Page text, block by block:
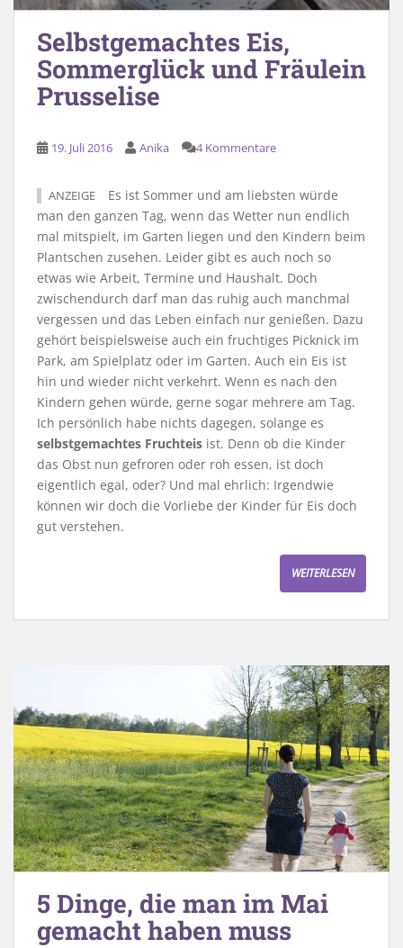
Selbstgemachtes Eis,
Sommerglück und Fräulein
Prusselise
19. Juli 2016 Anika 4 Kommentare
ANZEIGE
Es ist Sommer und am liebsten würde
man den ganzen Tag, wenn das Wetter nun endlich
mal mitspielt, im Garten liegen und den Kindern beim
Plantschen zusehen. Leider gibt es auch noch so
etwas wie Arbeit, Termine und Haushalt. Doch
zwischendurch darf man das ruhig auch manchmal
vergessen und das Leben einfach nur genießen. Dazu
gehört beispielsweise auch ein fruchtiges Picknick im
Park, am Spielplatz oder im Garten. Auch ein Eis ist
hin und wieder nicht verkehrt. Wenn es nach den
Kindern gehen würde, gerne sogar mehrere am Tag.
Ich persönlich habe nichts dagegen, solange es
selbstgemachtes Fruchteis ist. Denn ob die Kinder
das Obst nun gefroren oder roh essen, ist doch
eigentlich egal, oder? Und mal ehrlich: Irgendwie
können wir doch die Vorliebe der Kinder für Eis doch
gut verstehen.
WEITERLESEN
5 Dinge, die man im Mai
gemacht haben muss